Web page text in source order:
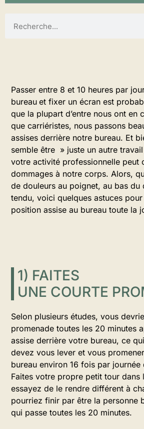
Passer entre 8 et 10 heures par
bureau et fixer un écran est
que la plupart d’entre nous ont en
que carriéristes, nous passons
assises derrière notre bureau. Et
semble être » juste un autre
votre activité professionnelle peut
dommages à notre corps. Alors,
de douleurs au poignet, au bas du
tendu, voici quelques astuces
position assise au bureau toute la
1) FAITES
UNE COURTE
Selon plusieurs études, vous
promenade toutes les 20 minutes
assise derrière votre bureau, ce
devez vous lever et vous
bureau environ 16 fois par journée
Faites votre propre petit tour dans
essayez de le rendre différent à
pourriez finir par être la personne
qui passe toutes les 20 minutes.